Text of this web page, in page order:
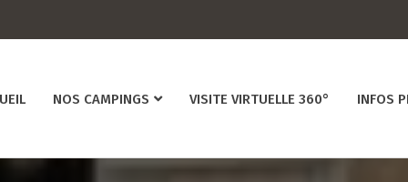
NOS CAMPINGS VISITE VIRTUELLE 360° INFOS